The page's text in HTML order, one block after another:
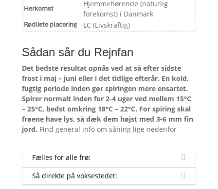
Herkomst
Hjemmehørende (naturlig
forekomst) i Danmark
Rødliste placering LC (Livskraftig)
Sådan sår du Rejnfan
Det bedste resultat opnås ved at så efter sidste
frost i maj – juni eller i det tidlige efterår. En kold,
fugtig periode inden gør spiringen mere ensartet.
Spirer normalt inden for 2-4 uger ved mellem 15°C
– 25°C, bedst omkring 18°C – 22°C. For spiring skal
frøene have lys, så dæk dem højst med 3-6 mm fin
jord. Find general info om såning lige nedenfor
Fælles for alle frø:
Så direkte på voksestedet: